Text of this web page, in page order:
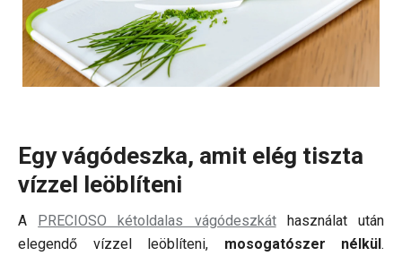
Egy vágódeszka, amit elég tiszta
vízzel leöblíteni
A PRECIOSO kétoldalas vágódeszkáthasználat után
elegendő vízzel leöblíteni, mosogatószer nélkül .